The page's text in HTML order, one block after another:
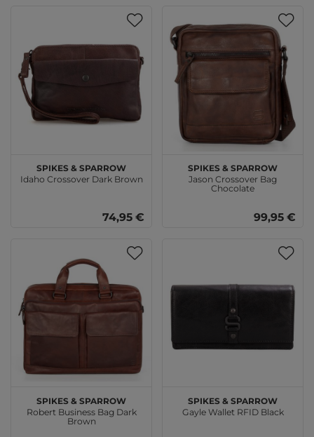
SPIKES & SPARROW
Idaho Crossover Dark Brown
74,95 €
SPIKES & SPARROW
Jason Crossover Bag
Chocolate
99,95 €
SPIKES & SPARROW
Robert Business Bag Dark
Brown
SPIKES & SPARROW
Gayle Wallet RFID Black